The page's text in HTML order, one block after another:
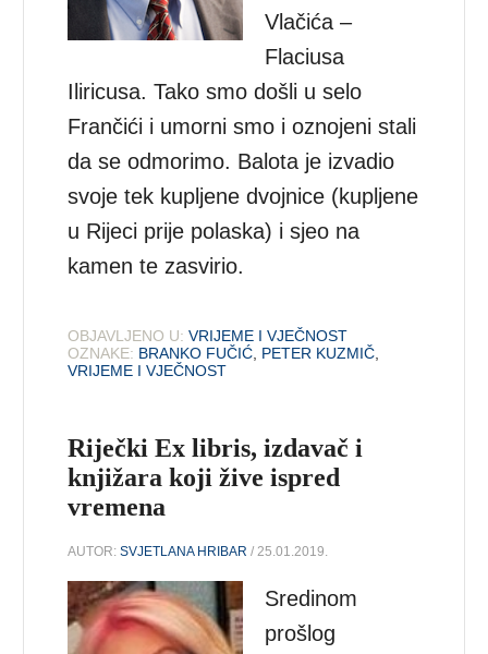
Vlačića –
Flaciusa
Iliricusa. Tako smo došli u selo
Frančići i umorni smo i oznojeni stali
da se odmorimo. Balota je izvadio
svoje tek kupljene dvojnice (kupljene
u Rijeci prije polaska) i sjeo na
kamen te zasvirio.
OBJAVLJENO U: VRIJEME I VJEČNOST
OZNAKE: BRANKO FUČIĆ PETER KUZMIČ
VRIJEME I VJEČNOST
Riječki Ex libris, izdavač i
knjižara koji žive ispred
vremena
AUTOR:SVJETLANA HRIBAR / 25.01.2019.
Sredinom
prošlog